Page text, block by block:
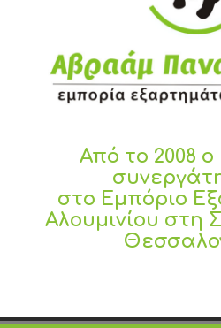
Από το 2008
στο Εμπόριο
Αλουμινίου στη